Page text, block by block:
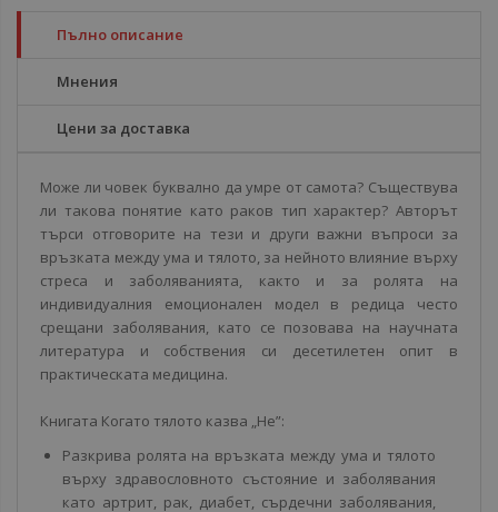
Пълно описание
Мнения
Цени за доставка
Може ли човек буквално да умре от самота? Съществува
ли такова понятие като раков тип характер? Авторът
търси отговорите на тези и други важни въпроси за
връзката между ума и тялото, за нейното влияние върху
стреса и заболяванията, както и за ролята на
индивидуалния емоционален модел в редица често
срещани заболявания, като се позовава на научната
литература и собствения си десетилетен опит в
практическата медицина.
Книгата Когато тялото казва „Не”:
Разкрива ролята на връзката между ума и тялото
върху здравословното състояние и заболявания
като артрит, рак, диабет, сърдечни заболявания,